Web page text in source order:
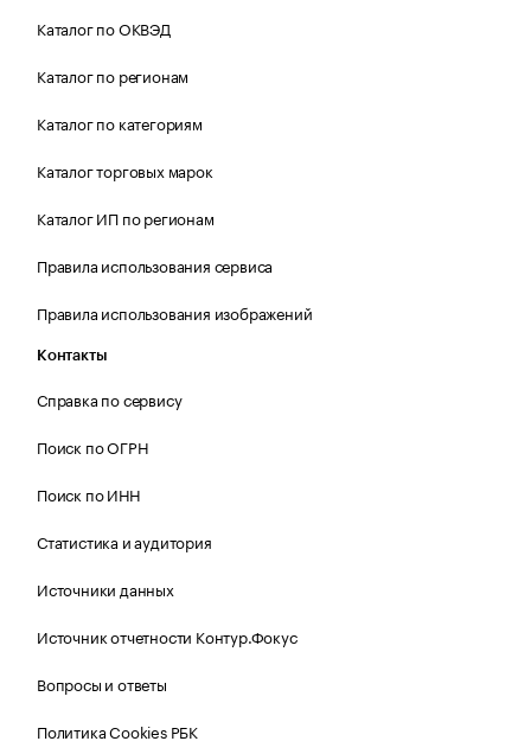
Каталог по ОКВЭД
Каталог по регионам
Каталог по категориям
Каталог торговых марок
Каталог ИП по регионам
Правила использования сервиса
Правила использования изображений
Контакты
Справка по сервису
Поиск по ОГРН
Поиск по ИНН
Статистика и аудитория
Источники данных
Источник отчетности Контур.Фокус
Вопросы и ответы
Политика Cookies РБК